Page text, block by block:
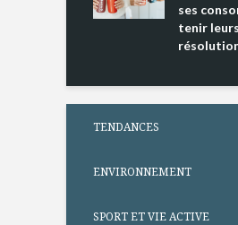
ses
tenir leurs
TENDANCES
ENVIRONNEMENT
SPORT ET VIE ACTIVE